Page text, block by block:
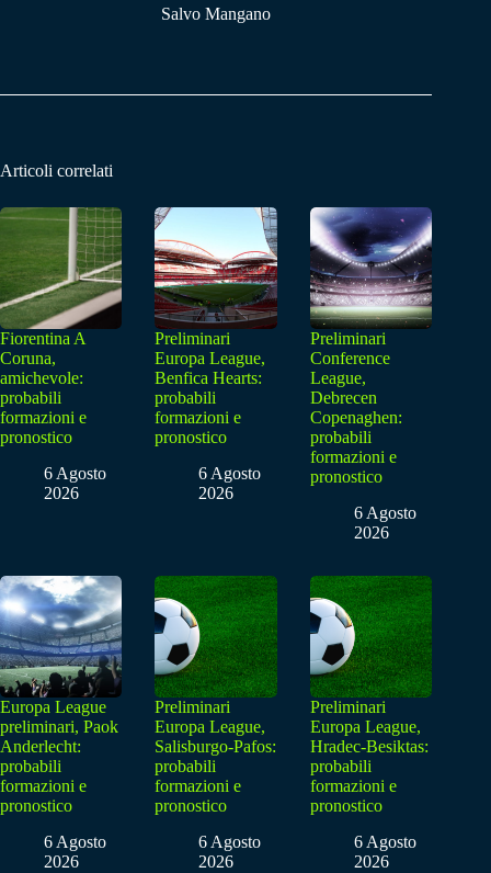
Salvo Mangano
Articoli correlati
Fiorentina A
Coruna,
amichevole:
probabili
formazioni e
pronostico
6 Agosto
2026
Preliminari
Europa League,
Benfica Hearts:
probabili
formazioni e
pronostico
6 Agosto
2026
Preliminari
Conference
League,
Debrecen
Copenaghen:
probabili
formazioni e
pronostico
6 Agosto
2026
Europa League
preliminari, Paok
Anderlecht:
probabili
formazioni e
pronostico
6 Agosto
2026
Preliminari
Europa League,
Salisburgo-Pafos:
probabili
formazioni e
pronostico
6 Agosto
2026
Preliminari
Europa League,
Hradec-Besiktas:
probabili
formazioni e
pronostico
6 Agosto
2026